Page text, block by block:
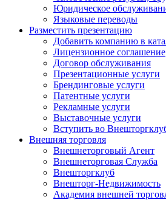
Юридическое
Языковые переводы
Разместить презентацию
Добавить компанию в
Лицензионное соглашение
Договор обслуживания
Презентационные услуги
Брендинговые услуги
Патентные услуги
Рекламные услуги
Выставочные услуги
Вступить во
Внешняя торговля
Внешнеторговый Агент
Внешнеторговая Служба
Внешторгклуб
Внешторг-Недвижимость
Академия внешней